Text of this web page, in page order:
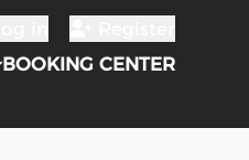
BOOKING CENTER